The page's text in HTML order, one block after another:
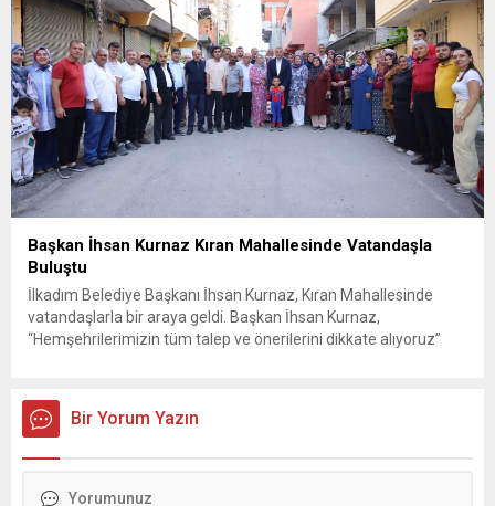
Başkan İhsan Kurnaz Kıran Mahallesinde Vatandaşla
Buluştu
İlkadım Belediye Başkanı İhsan Kurnaz, Kıran Mahallesinde
vatandaşlarla bir araya geldi. Başkan İhsan Kurnaz,
“Hemşehrilerimizin tüm talep ve önerilerini dikkate alıyoruz”
sohbet eden, onların talep ve önerileri dinleyen Başkan İhsan
Kurnaz, gelen taleplerin çözümü için...
Bir Yorum Yazın